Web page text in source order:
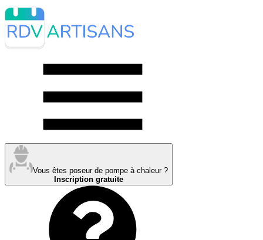
Vous êtes poseur de pompe à chaleur ?
Inscription gratuite